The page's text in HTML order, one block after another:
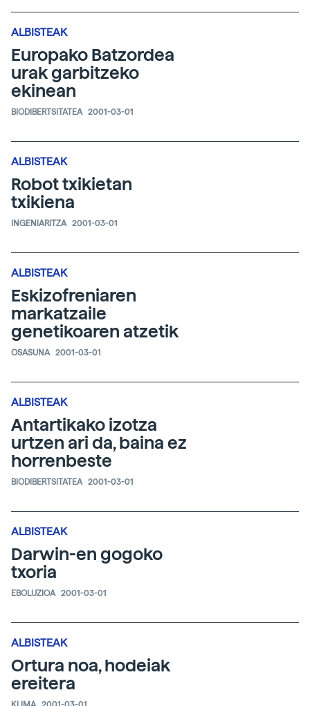
ALBISTEAK
Europako Batzordea
urak garbitzeko
ekinean
BIODIBERTSITATEA 2001-03-01
ALBISTEAK
Robot txikietan
txikiena
INGENIARITZA 2001-03-01
ALBISTEAK
Eskizofreniaren
markatzaile
genetikoaren atzetik
OSASUNA 2001-03-01
ALBISTEAK
Antartikako izotza
urtzen ari da, baina ez
horrenbeste
BIODIBERTSITATEA 2001-03-01
ALBISTEAK
Darwin-en gogoko
txoria
EBOLUZIOA 2001-03-01
ALBISTEAK
Ortura noa, hodeiak
ereitera